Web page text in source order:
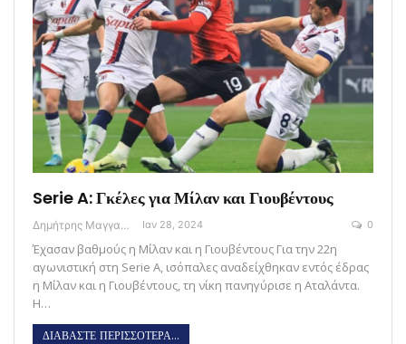
Serie A: Γκέλες για Μίλαν και Γιουβέντους
Δημήτρης Μαγγανάρης Ιαν 28, 2024 0
Έχασαν βαθμούς η Μίλαν και η Γιουβέντους Για την 22η
αγωνιστική στη Serie A, ισόπαλες αναδείχθηκαν εντός έδρας
η Μίλαν και η Γιουβέντους, τη νίκη πανηγύρισε η Αταλάντα.
Η…
ΔΙΑΒΑΣΤΕ ΠΕΡΙΣΣΟΤΕΡΑ...